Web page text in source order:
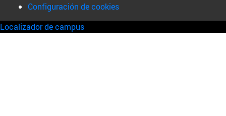
Configuración de cookies
Localizador de campus